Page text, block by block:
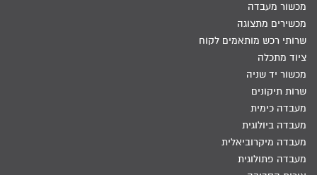
מכשור מעבדה
מכשירים מתצוגה
שרותי רכש מותאמים לקוח
ציוד מתכלה
מכשור יד שניה
שרות תיקונים
מעבדה כימית
מעבדה ביולוגית
מעבדה מיקרוביאלית
מעבדה פתולוגית